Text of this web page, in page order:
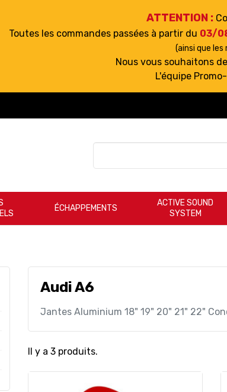
ATTENTION :
Toutes les commandes passées à partir du 03/
(ainsi que les
Nous vous souhaitons
L'équipe
ÉCHAPPEMENTS
ACTIVE SOUND
SYSTEM
Audi A6
Jantes Aluminium 18" 19" 20" 21" 22"
Il y a 3 produits.